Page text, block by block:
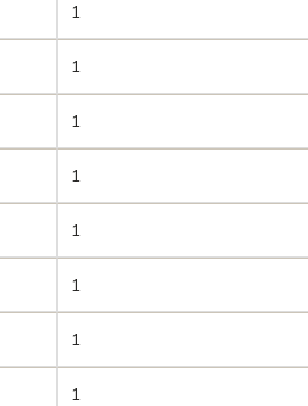
1
1
1
1
1
1
1
1